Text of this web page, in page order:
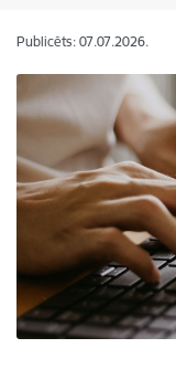
Publicēts: 07.07.2026.